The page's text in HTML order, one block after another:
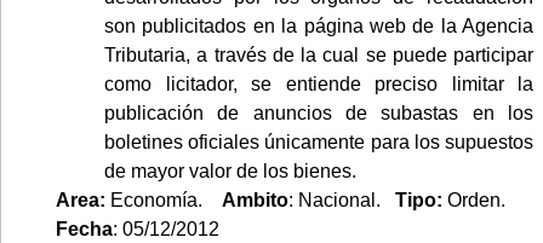
son publicitados en la página web de la Agencia
Tributaria, a través de la cual se puede participar
como licitador, se entiende preciso limitar la
publicación de anuncios de subastas en los
boletines oficiales únicamente para los supuestos
de mayor valor de los bienes.
Area: Economía. Ambito: Nacional. Tipo: Orden.
Fecha: 05/12/2012